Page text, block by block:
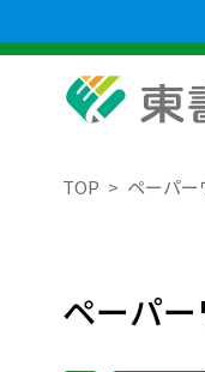
TOP ペーパ
ペーパ